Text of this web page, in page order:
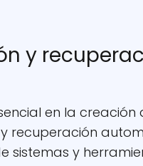
y
en la
recuperación
sistemas y